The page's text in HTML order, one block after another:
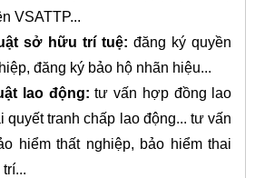
VSATTP...
sở hữu trí tuệ: đăng ký quyền
đăng ký bảo hộ nhãn hiệu...
lao động:tư vấn hợp đồng lao
quyết tranh chấp lao động... tư vấn
hiểm thất nghiệp, bảo hiểm thai